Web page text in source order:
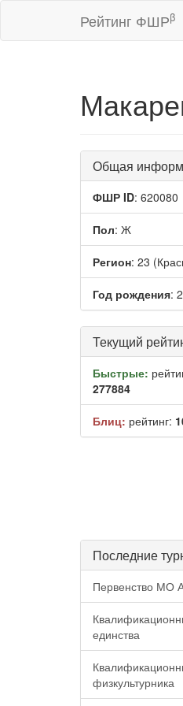
Рейтинг ФШРβ
Общая
ФШР ID: 620080
Пол: Ж
Регион: 23
Год рождения:
Текущий
Быстрые:
277884
Блиц: рейтинг:
Последние
Первенство МО
единства
физкультурника